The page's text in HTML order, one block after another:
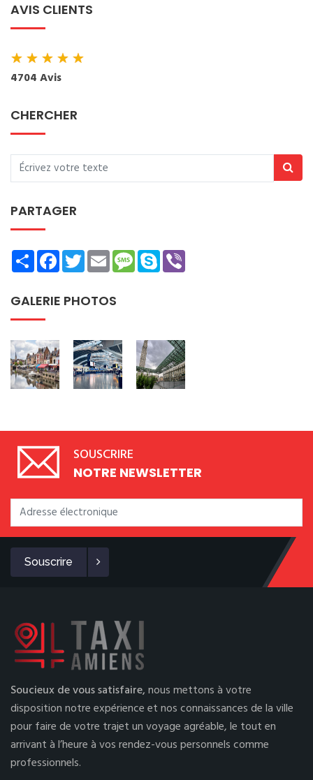
AVIS CLIENTS
★★★★★
4704 Avis
CHERCHER
PARTAGER
ShareFacebookTwitterEmailMessage
Skype
GALERIE PHOTOS
SOUSCRIRE
NOTRE NEWSLETTER
Souscrire
Soucieux de vous satisfaire,nous mettons à votre
disposition notre expérience et nos connaissances de la ville
pour faire de votre trajet un voyage agréable, le tout en
arrivant à l’heure à vos rendez-vous personnels comme
professionnels.